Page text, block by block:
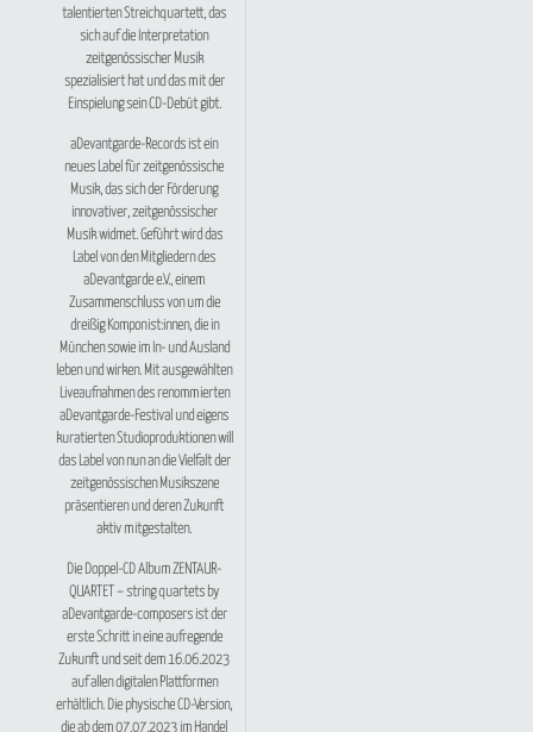
talentierten Streichquartett, das
sich auf die Interpretation
zeitgenössischer Musik
spezialisiert hat und das mit der
Einspielung sein CD-Debüt gibt.
aDevantgarde-Records ist ein
neues Label für zeitgenössische
Musik, das sich der Förderung
innovativer, zeitgenössischer
Musik widmet. Geführt wird das
Label von den Mitgliedern des
aDevantgarde e.V., einem
Zusammenschluss von um die
dreißig Komponist:innen, die in
München sowie im In- und Ausland
leben und wirken. Mit ausgewählten
Liveaufnahmen des renommierten
aDevantgarde-Festival und eigens
kuratierten Studioproduktionen will
das Label von nun an die Vielfalt der
zeitgenössischen Musikszene
präsentieren und deren Zukunft
aktiv mitgestalten.
Die Doppel-CD AlbumZENTAUR-
QUARTET – string quartets by
aDevantgarde-composers ist der
erste Schritt in eine aufregende
Zukunft und seit dem 16.06.2023
auf allen digitalen Plattformen
erhältlich. Die physische CD-Version,
die ab dem 07.07.2023 im Handel